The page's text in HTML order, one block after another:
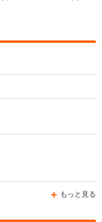
もっと見る